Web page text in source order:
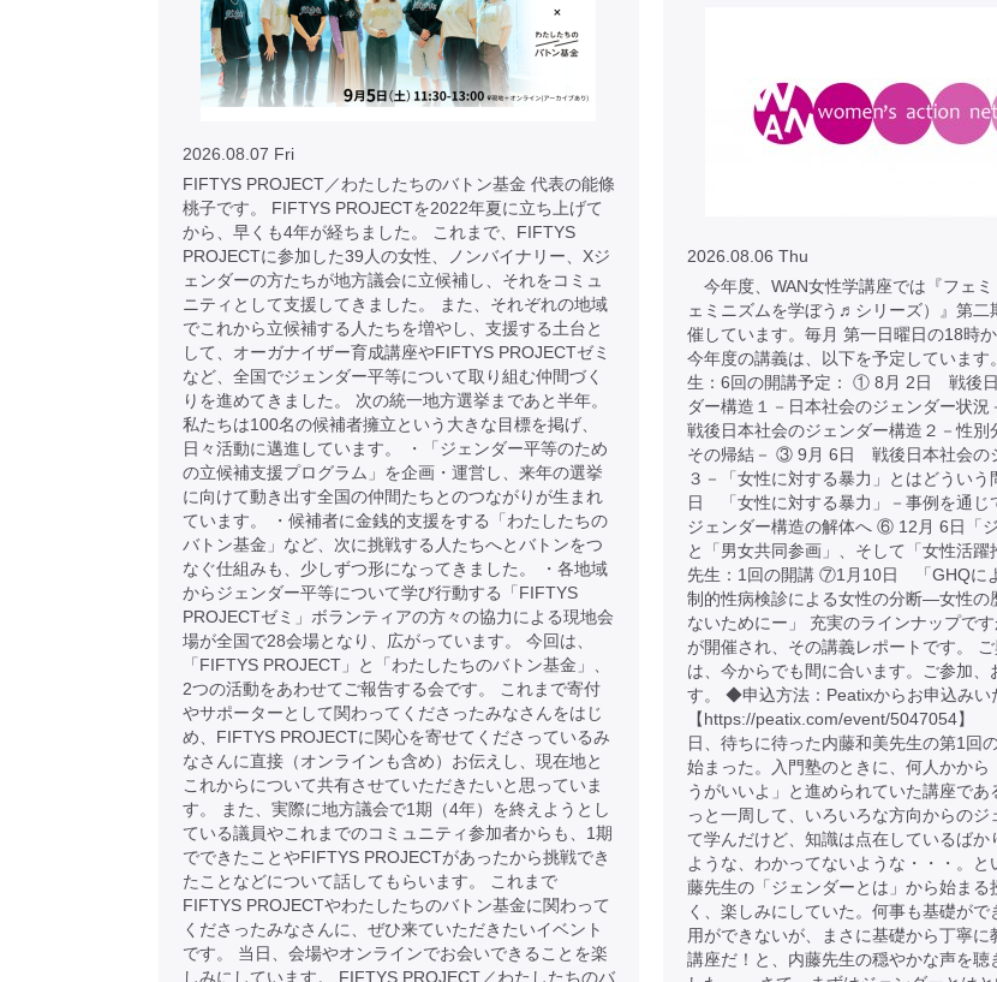
2026.08.07 Fri
FIFTYS PROJECT／わたしたちのバトン基金 代表の能條
桃子です。 FIFTYS PROJECTを2022年夏に立ち上げて
から、早くも4年が経ちました。 これまで、FIFTYS
PROJECTに参加した39人の女性、ノンバイナリー、Xジ
ェンダーの方たちが地方議会に立候補し、それをコミュ
ニティとして支援してきました。 また、それぞれの地域
でこれから立候補する人たちを増やし、支援する土台と
して、オーガナイザー育成講座やFIFTYS PROJECTゼミ
など、全国でジェンダー平等について取り組む仲間づく
りを進めてきました。 次の統一地方選挙まであと半年。
私たちは100名の候補者擁立という大きな目標を掲げ、
日々活動に邁進しています。 ・「ジェンダー平等のため
の立候補支援プログラム」を企画・運営し、来年の選挙
に向けて動き出す全国の仲間たちとのつながりが生まれ
ています。 ・候補者に金銭的支援をする「わたしたちの
バトン基金」など、次に挑戦する人たちへとバトンをつ
なぐ仕組みも、少しずつ形になってきました。 ・各地域
からジェンダー平等について学び行動する「FIFTYS
PROJECTゼミ」ボランティアの方々の協力による現地会
場が全国で28会場となり、広がっています。 今回は、
「FIFTYS PROJECT」と「わたしたちのバトン基金」、
2つの活動をあわせてご報告する会です。 これまで寄付
やサポーターとして関わってくださったみなさんをはじ
め、FIFTYS PROJECTに関心を寄せてくださっているみ
なさんに直接（オンラインも含め）お伝えし、現在地と
これからについて共有させていただきたいと思っていま
す。 また、実際に地方議会で1期（4年）を終えようとし
ている議員やこれまでのコミュニティ参加者からも、1期
でできたことやFIFTYS PROJECTがあったから挑戦でき
たことなどについて話してもらいます。 これまで
FIFTYS PROJECTやわたしたちのバトン基金に関わって
くださったみなさんに、ぜひ来ていただきたいイベント
です。 当日、会場やオンラインでお会いできることを楽
しみにしています。 FIFTYS PROJECT／わたしたちのバ
2026.08.06 Thu
今年度、WAN女性学講座では『フェミ
ェミニズムを学ぼう♬シリーズ）』第二
催しています。毎月 第一日曜日の18時か
今年度の講義は、以下を予定しています
生：6回の開講予定： ① 8月 2日 戦後
ダー構造１－日本社会のジェンダー状
戦後日本社会のジェンダー構造２－性別
その帰結－ ③ 9月 6日 戦後日本社会の
３－「女性に対する暴力」とはどうい
日 「女性に対する暴力」－事例を通
ジェンダー構造の解体へ ⑥ 12月 6日「ジ
と「男女共同参画」、そして「女性活躍
先生：1回の開講 ⑦1月10日 「GHQに
制的性病検診による女性の分断―女性の
ないためにー」 充実のラインナップで
が開催され、その講義レポートです。
は、今からでも間に合います。ご参加、
す。 ◆申込方法：Peatixからお申込みい
【https://peatix.com/event/5047054
日、待ちに待った内藤和美先生の第1回
始まった。入門塾のときに、何人かから
うがいいよ」と進められていた講座であ
っと一周して、いろいろな方向からのジ
て学んだけど、知識は点在しているばか
ような、わかってないような・・・。と
藤先生の「ジェンダーとは」から始まる
く、楽しみにしていた。何事も基礎がで
用ができないが、まさに基礎から丁寧に
講座だ！と、内藤先生の穏やかな声を聴